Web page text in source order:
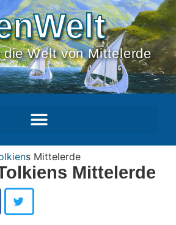
die Welt von Mittelerde
s Mittelerde
Mittelerde